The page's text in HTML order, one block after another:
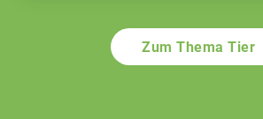
Zum Thema Tier